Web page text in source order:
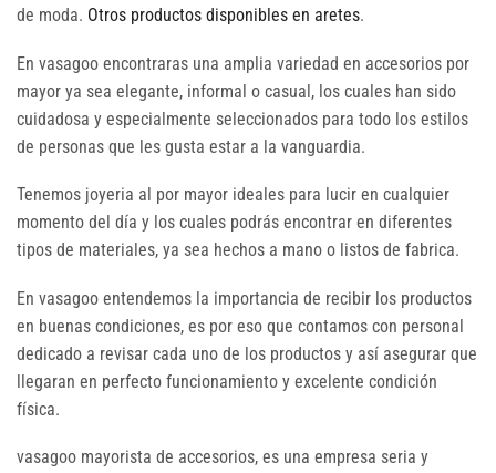
de moda. Otros productos disponibles en aretes.
En vasagoo encontraras una amplia variedad en accesorios por
mayor ya sea elegante, informal o casual, los cuales han sido
cuidadosa y especialmente seleccionados para todo los estilos
de personas que les gusta estar a la vanguardia.
Tenemos joyeria al por mayor ideales para lucir en cualquier
momento del día y los cuales podrás encontrar en diferentes
tipos de materiales, ya sea hechos a mano o listos de fabrica.
En vasagoo entendemos la importancia de recibir los productos
en buenas condiciones, es por eso que contamos con personal
dedicado a revisar cada uno de los productos y así asegurar que
llegaran en perfecto funcionamiento y excelente condición
física.
vasagoo mayorista de accesorios, es una empresa seria y